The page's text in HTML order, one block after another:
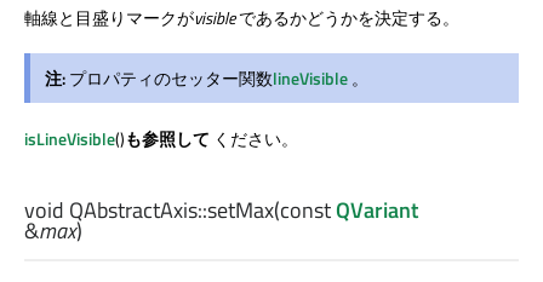
軸線と目盛りマークがvisibleであるかどうかを決定する。
注:プロパティのセッター関数lineVisible。
isLineVisible()も参照して ください。
void QAbstractAxis::setMax(constQVariant
&max)